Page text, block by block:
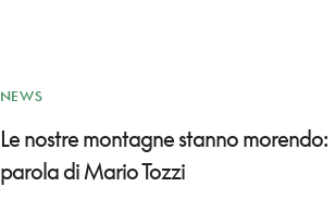
NEWS
Le nostre montagne stanno morendo:
parola di Mario Tozzi